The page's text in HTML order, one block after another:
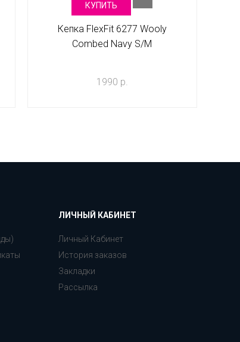
КУПИТЬ
Кепка FlexFit 6277 Wooly
Combed Navy S/M
1990 р.
ЛИЧНЫЙ КАБИНЕТ
Личный Кабинет
История заказов
Закладки
Рассылка